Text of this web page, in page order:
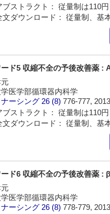
ブストラクト： 従量制は110
文ダウンロード： 従量制、基
ド5 収縮不全の予後改善薬 :
医学部循環器内科学
ーシング 26 (8)776-777,
ブストラクト： 従量制は110
文ダウンロード： 従量制、基
ド6 収縮不全の予後改善薬 :
医学部循環器内科学
ーシング 26 (8)778-779,